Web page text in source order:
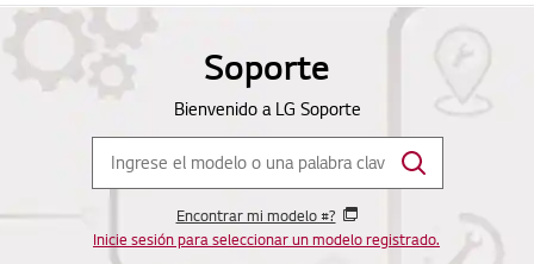
Soporte
Bienvenido a LG Soporte
Encontrar mi modelo #?
Inicie sesión para seleccionar un modelo registrado.